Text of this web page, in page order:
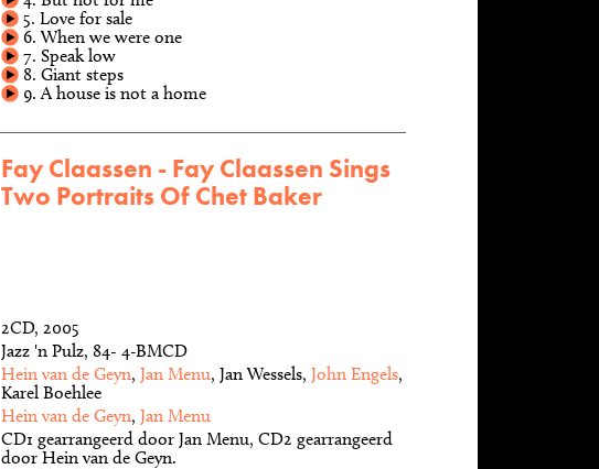
5. Love for sale
6. When we were one
7. Speak low
8. Giant steps
9. A house is not a home
Fay Claassen - Fay Claassen Sings
Two Portraits Of Chet Baker
2CD, 2005
Jazz 'n Pulz, 84- 4-BMCD
Hein van de Geyn, Jan Menu, Jan Wessels, John Engels,
Karel Boehlee
Hein van de Geyn, Jan Menu
CD1 gearrangeerd door Jan Menu, CD2 gearrangeerd
door Hein van de Geyn.